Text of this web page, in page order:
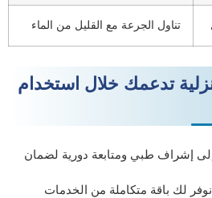
تناول الجرعة مع القليل من الماء
تدعمك خلال استخدام
إشراف طبي ومتابعة دورية لضمان
نوفر لك باقة متكاملة من الخدمات